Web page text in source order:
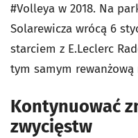
#Volleya w 2018. Na
Solarewicza wrócą 6
starciem z E.Leclerc
tym samym
Kontynuować
zwycięstw